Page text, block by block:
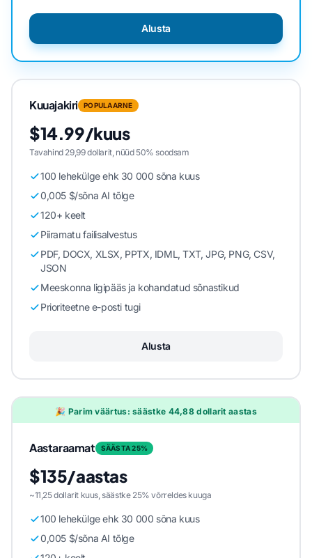
Alusta
Kuuajakiri POPULAARNE
$14.99/kuus
Tavahind 29,99 dollarit, nüüd 50% soodsam
100 lehekülge ehk 30 000 sõna kuus
0,005 $/sõna AI tõlge
120+ keelt
Piiramatu failisalvestus
PDF, DOCX, XLSX, PPTX, IDML, TXT, JPG, PNG, CSV,
JSON
Meeskonna ligipääs ja kohandatud sõnastikud
Prioriteetne e-posti tugi
Alusta
🎉 Parim väärtus: säästke 44,88 dollarit aastas
Aastaraamat SÄÄSTA 25%
$135/aastas
~11,25 dollarit kuus, säästke 25% võrreldes kuuga
100 lehekülge ehk 30 000 sõna kuus
0,005 $/sõna AI tõlge